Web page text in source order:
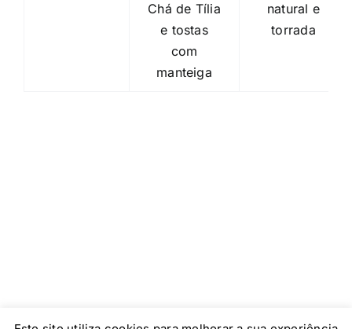
Chá de Tília
e tostas
com
manteiga
natural e
torrada